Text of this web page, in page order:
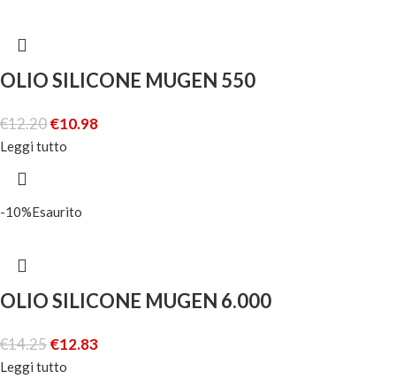
OLIO SILICONE MUGEN 550
€12.20€10.98
Leggi tutto
-10%Esaurito
OLIO SILICONE MUGEN 6.000
€14.25€12.83
Leggi tutto